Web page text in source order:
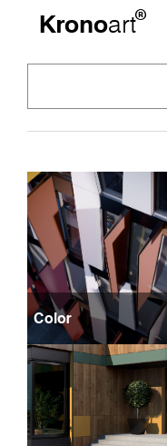
Kronoart®
Color